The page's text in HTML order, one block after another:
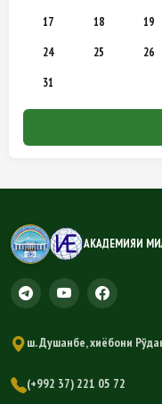
17
18 19
24
25 26
31
АКАДЕМИЯИ
ш. Душанбе, хиёбони
(+992 37) 221 05 72